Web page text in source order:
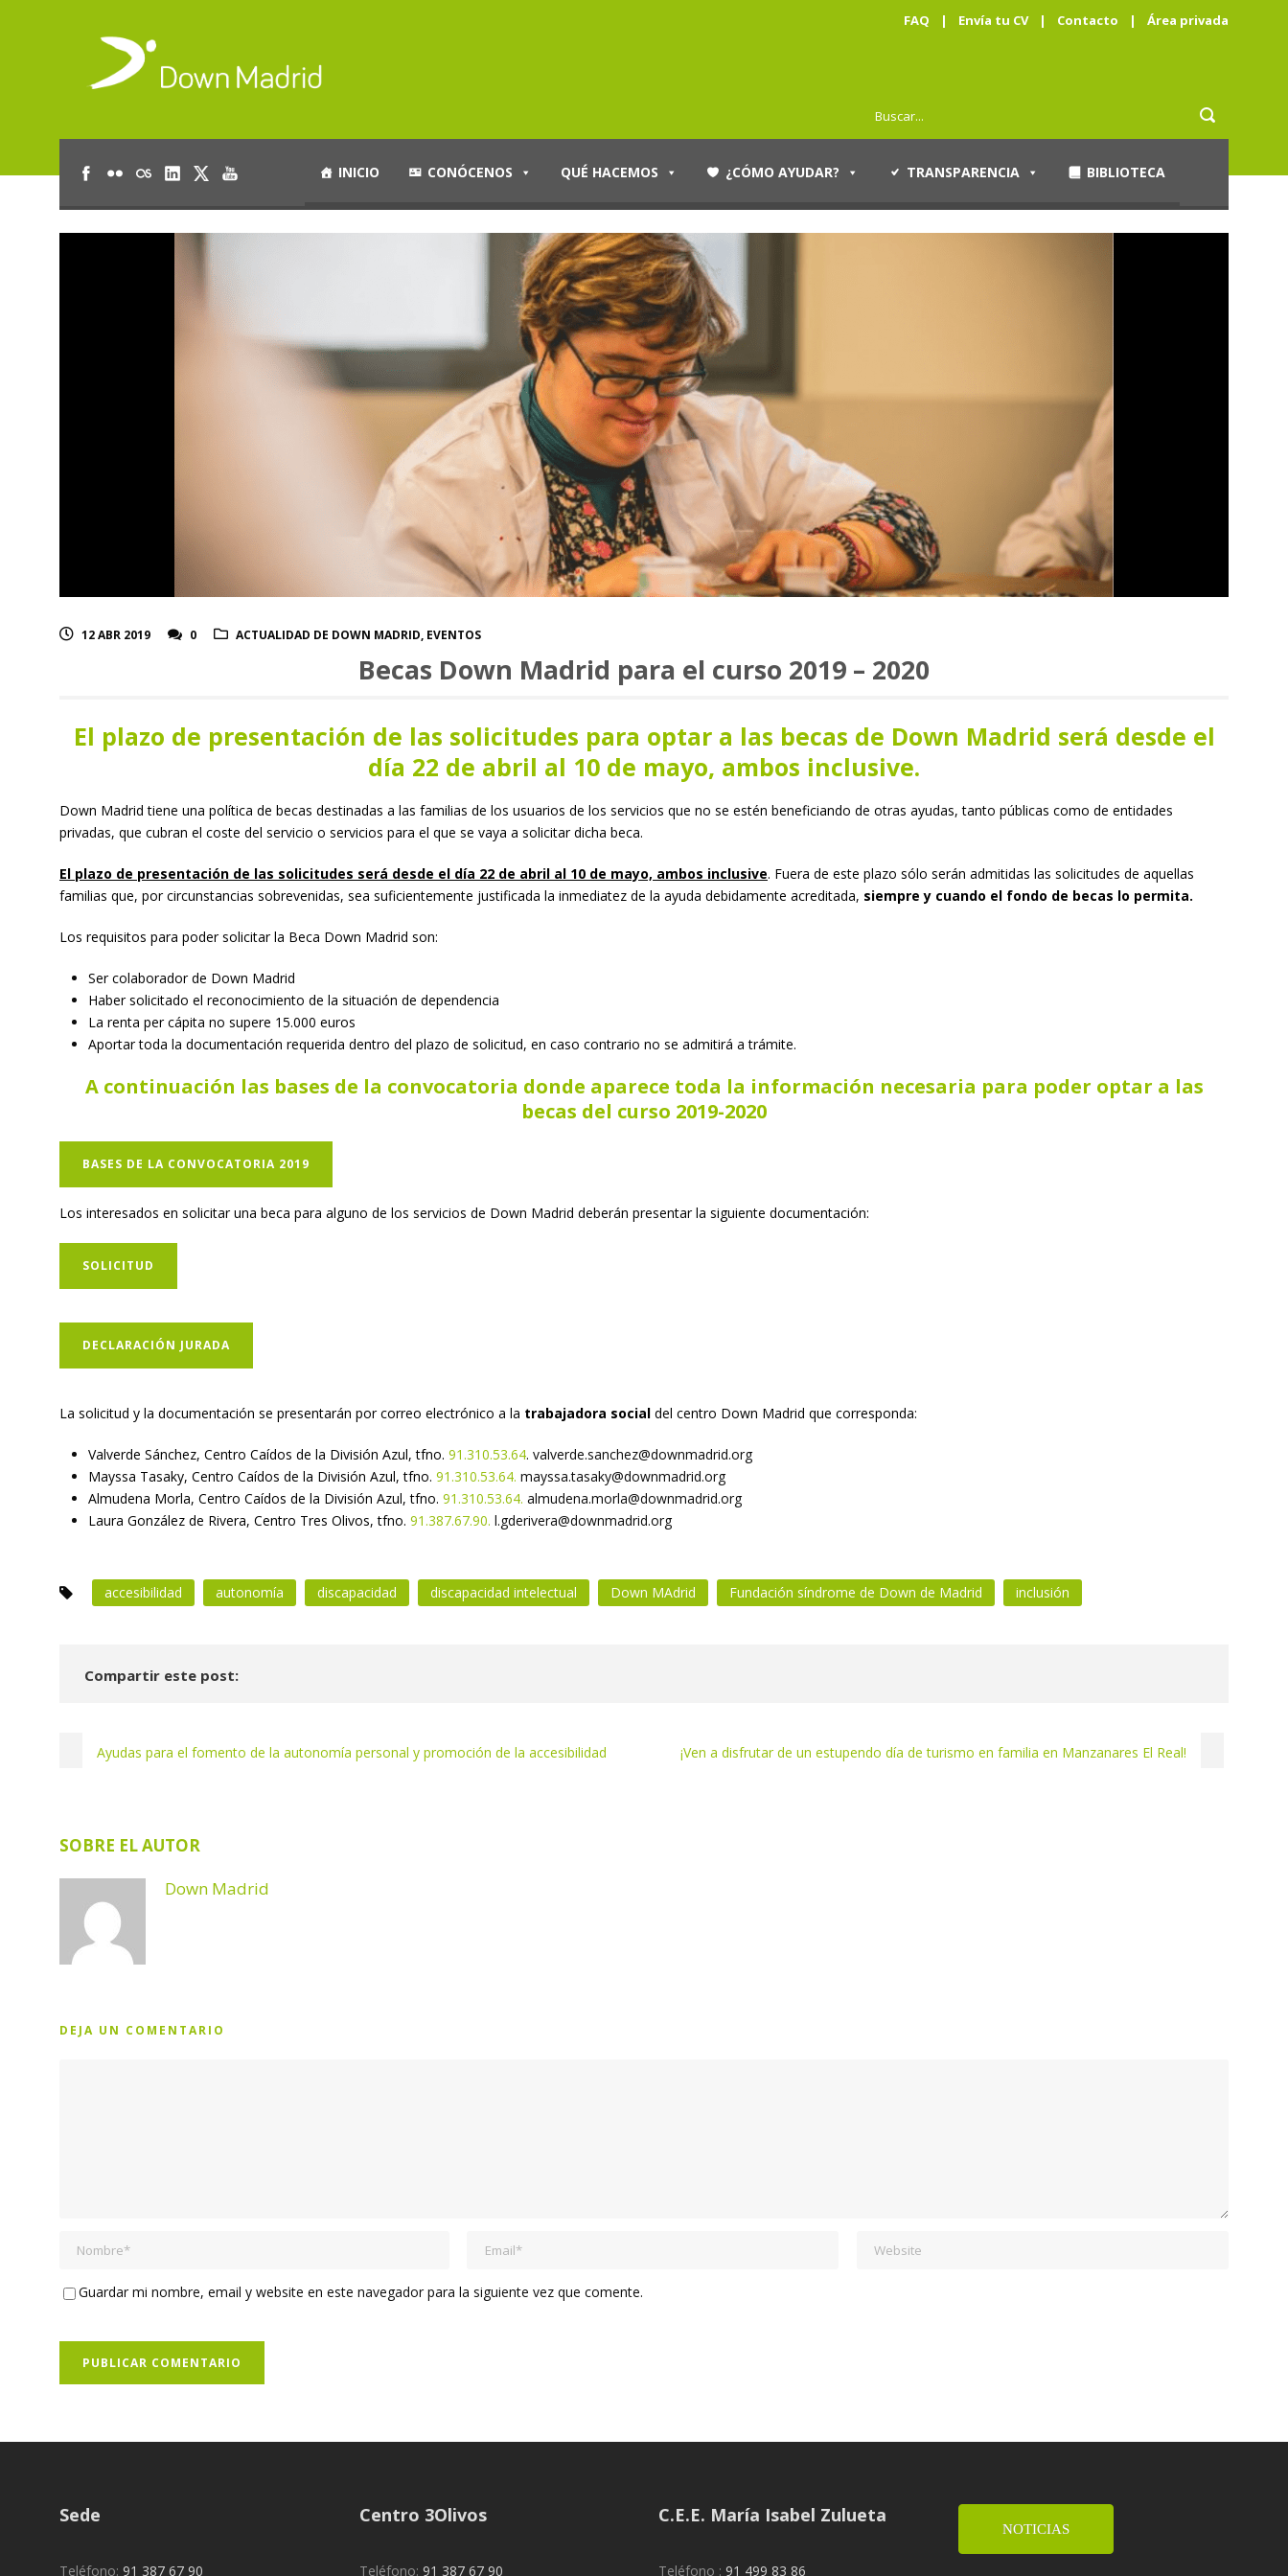
FAQ | Envía tu CV | Contacto | Área privada
INICIO CONÓCENOS QUÉ HACEMOS ¿CÓMO AYUDAR? TRANSPARENCIA BIBLIOTECA
12 ABR 2019 0 ACTUALIDAD DE DOWN MADRID, EVENTOS
Becas Down Madrid para el curso 2019 – 2020
El plazo de presentación de las solicitudes para optar a las becas de Down Madrid será desde el
día 22 de abril al 10 de mayo, ambos inclusive.
Down Madrid tiene una política de becas destinadas a las familias de los usuarios de los servicios que no se estén beneficiando de otras ayudas, tanto públicas como de entidades
privadas, que cubran el coste del servicio o servicios para el que se vaya a solicitar dicha beca.
El plazo de presentación de las solicitudes será desde el día 22 de abril al 10 de mayo, ambos inclusive. Fuera de este plazo sólo serán admitidas las solicitudes de aquellas
familias que, por circunstancias sobrevenidas, sea suficientemente justificada la inmediatez de la ayuda debidamente acreditada, siempre y cuando el fondo de becas lo permita.
Los requisitos para poder solicitar la Beca Down Madrid son:
Ser colaborador de Down Madrid
Haber solicitado el reconocimiento de la situación de dependencia
La renta per cápita no supere 15.000 euros
Aportar toda la documentación requerida dentro del plazo de solicitud, en caso contrario no se admitirá a trámite.
A continuación las bases de la convocatoria donde aparece toda la información necesaria para poder optar a las
becas del curso 2019-2020
BASES DE LA CONVOCATORIA 2019
Los interesados en solicitar una beca para alguno de los servicios de Down Madrid deberán presentar la siguiente documentación:
SOLICITUD
DECLARACIÓN JURADA
La solicitud y la documentación se presentarán por correo electrónico a la trabajadora social del centro Down Madrid que corresponda:
Valverde Sánchez, Centro Caídos de la División Azul, tfno. 91.310.53.64. valverde.sanchez@downmadrid.org
Mayssa Tasaky, Centro Caídos de la División Azul, tfno. 91.310.53.64. mayssa.tasaky@downmadrid.org
Almudena Morla, Centro Caídos de la División Azul, tfno. 91.310.53.64. almudena.morla@downmadrid.org
Laura González de Rivera, Centro Tres Olivos, tfno. 91.387.67.90. l.gderivera@downmadrid.org
accesibilidad autonomía discapacidad discapacidad intelectual Down MAdrid Fundación síndrome de Down de Madrid inclusión
Compartir este post:
Ayudas para el fomento de la autonomía personal y promoción de la accesibilidad ¡Ven a disfrutar de un estupendo día de turismo en familia en Manzanares El Real!
SOBRE EL AUTOR
Down Madrid
DEJA UN COMENTARIO
Guardar mi nombre, email y website en este navegador para la siguiente vez que comente.
Sede
Teléfono: 91 387 67 90
Centro 3Olivos
Teléfono: 91 387 67 90
C.E.E. María Isabel Zulueta
Teléfono : 91 499 83 86
NOTICIAS